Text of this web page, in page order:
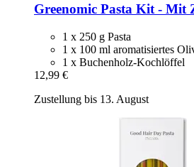
Greenomic Pasta Kit -​ Mit
1 x 250 g Pasta
1 x 100 ml aromatisiertes
1 x Buchenholz-Kochlöffel
12,99 €
Zustellung bis 13. August